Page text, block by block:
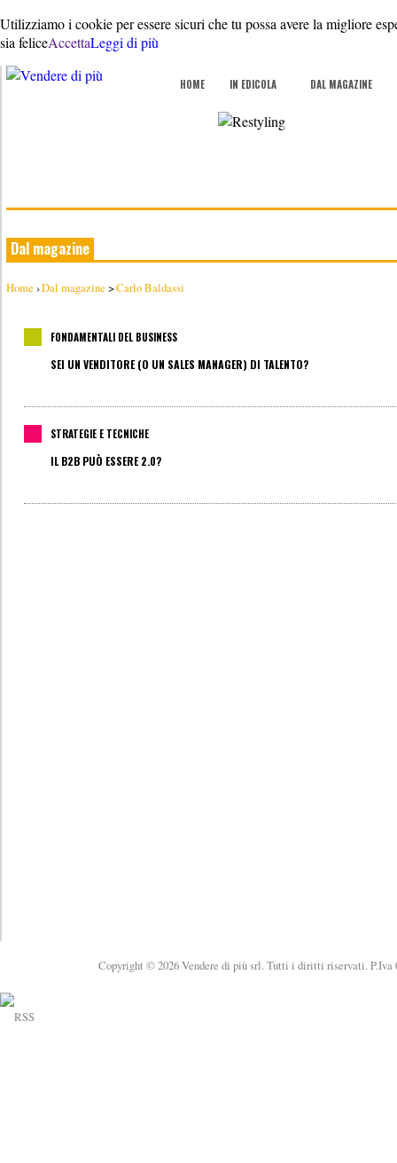
Utilizziamo i cookie per essere sicuri che tu possa avere la migliore
sia feliceAccettaLeggi di più
HOME IN EDICOLA DAL MAGAZINE
Dal magazine
Home ›Dal magazine >Carlo Baldassi
FONDAMENTALI DEL BUSINESS
SEI UN VENDITORE (O UN SALES MANAGER) DI TALENTO?
STRATEGIE E TECNICHE
IL B2B PUÒ ESSERE 2.0?
Copyright © 2026 Vendere di più srl. Tutti i diritti riservati. P.Iva